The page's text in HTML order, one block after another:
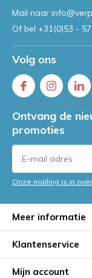
Mail naar
Of bel +31(0)53 -
Volg ons
Ontvang de
promoties
Onze mailing is in
Meer informatie
Klantenservice
Mijn account